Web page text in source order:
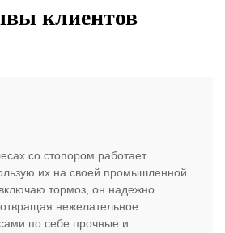
клиентов
со стопором работает
их на своей промышленной
тормоз, он надежно
нежелательное
по себе прочные и